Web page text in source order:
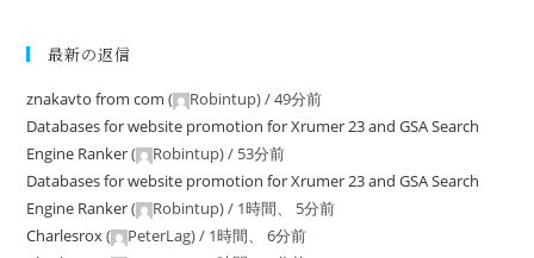
最新の返信
znakavto from com ( Robintup) /49分前
Databases for website promotion for Xrumer 23 and GSA Search
Engine Ranker( Robintup) / 53分前
Databases for website promotion for Xrumer 23 and GSA Search
Engine Ranker( Robintup) / 1時間、 5分前
Charlesrox( PeterLag) / 1時間、 6分前